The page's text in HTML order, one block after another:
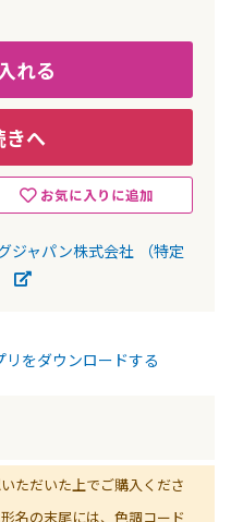
れる
きへ
お気に入りに追加
ジャパン株式会社
（特定
リをダウンロードする
ただいた上でご購入くださ
名の末尾には、色調コード